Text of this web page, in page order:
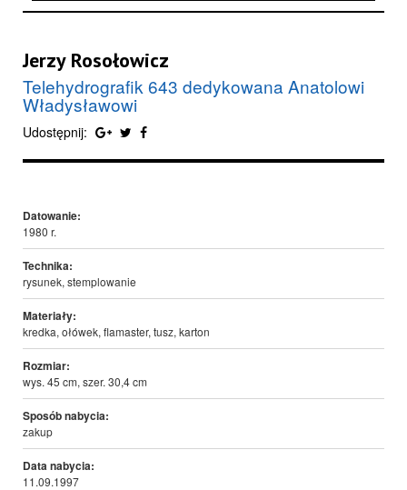
Jerzy Rosołowicz
Telehydrografik 643 dedykowana Anatolowi
Władysławowi
Udostępnij:
Datowanie:
1980 r.
Technika:
rysunek, stemplowanie
Materiały:
kredka, ołówek, flamaster, tusz, karton
Rozmiar:
wys. 45 cm, szer. 30,4 cm
Sposób nabycia:
zakup
Data nabycia:
11.09.1997